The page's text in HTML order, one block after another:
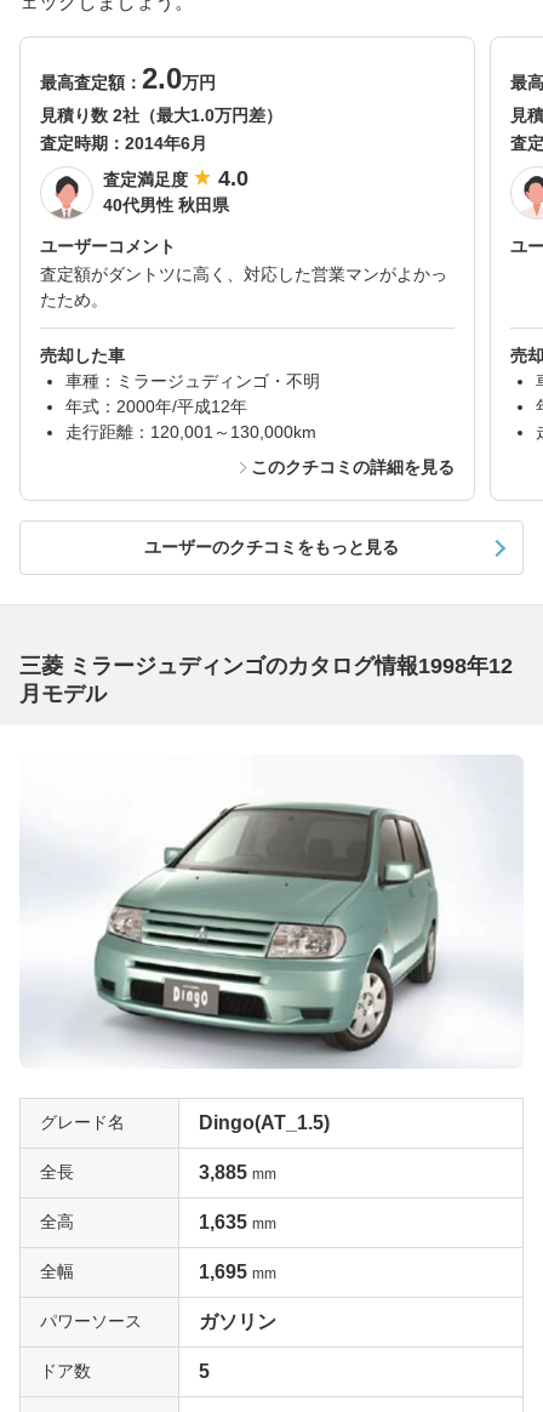
最高査定額： 2.0万円
見積り数 2社（最大1.0万円差）
査定時期： 2014年6月
査定満足度
4.0
40代男性 秋田県
ユーザーコメント
査定額がダントツに高く、対応した営業マンがよかっ
たため。
売却した車
車種：ミラージュディンゴ・不明
年式：2000年/平成12年
走行距離：120,001～130,000km
このクチコミの詳細を見る
最
見
査
ユ
売
ユーザーのクチコミをもっと見る
三菱 ミラージュディンゴのカタログ情報1998年12
月モデル
グレード名 Dingo(AT_1.5)
全長 3,885 mm
全高 1,635 mm
全幅 1,695 mm
パワーソース ガソリン
ドア数 5